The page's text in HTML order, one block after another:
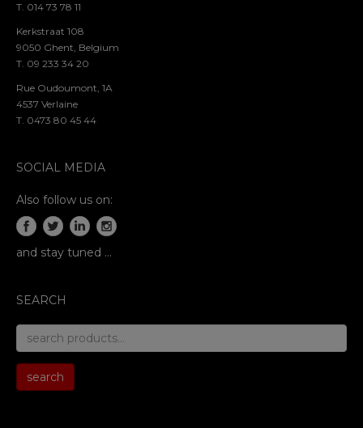
T. 014 73 78 11
Kerkstraat 108
9050 Ghent, Belgium
T. 09 233 34 20
Rue Oudoumont, 1A
4537 Verlaine
T. 0473 80 45 44
SOCIAL MEDIA
Also follow us on:
and stay tuned …
SEARCH
search
for:
search